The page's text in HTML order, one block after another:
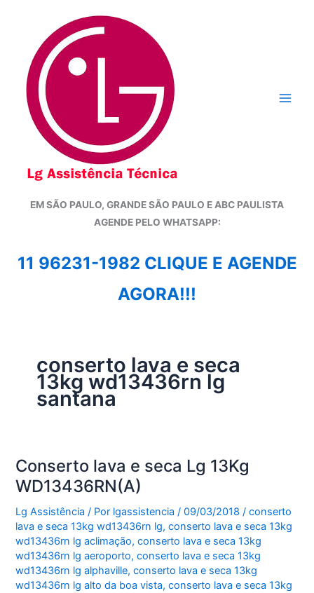
conteúdo
EM SÃO PAULO, GRANDE SÃO PAULO E ABC PAULISTA
AGENDE PELO WHATSAPP:
11 96231-1982 CLIQUE E AGENDE
AGORA!!!
conserto lava e seca
13kg wd13436rn lg
santana
Conserto lava e seca Lg 13Kg
WD13436RN(A)
Lg Assistência / Por lgassistencia/09/03/2018 /conserto
lava e seca 13kg wd13436rn lg,conserto lava e seca 13kg
wd13436rn lg aclimação,conserto lava e seca 13kg
wd13436rn lg aeroporto,conserto lava e seca 13kg
wd13436rn lg alphaville,conserto lava e seca 13kg
wd13436rn lg alto da boa vista,conserto lava e seca 13kg